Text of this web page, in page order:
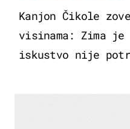
Kanjon Čikole
visinama: Zima
iskustvo nije